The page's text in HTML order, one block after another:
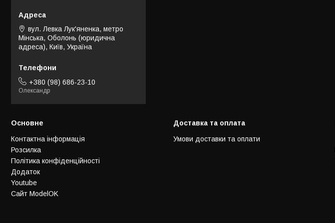
вул. Левка Лук'яненка, метро
Мінська, Оболонь (юридична
адреса), Київ, Україна
+380 (98) 686-23-10
Олександр
Основне
Контактна інформація
Розсилка
Політика конфіденційності
Додаток
Youtube
Сайт ModelOK
Доставка та оплата
Умови доставки та оплати